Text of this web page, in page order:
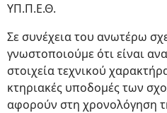
ΥΠ.Π.Ε.Θ.
Σε συνέχεια του ανωτέρω
γνωστοποιούμε ότι είναι
στοιχεία τεχνικού
κτηριακές υποδομές των
αφορούν στη χρονολόγηση